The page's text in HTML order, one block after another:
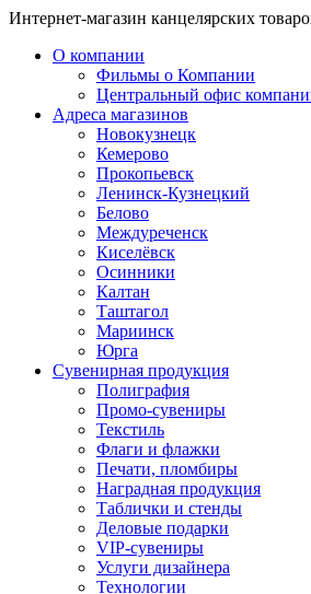
Интернет-магазин канцелярских
О компании
Фильмы о Компании
Центральный офис
Адреса магазинов
Новокузнецк
Кемерово
Прокопьевск
Ленинск-Кузнецкий
Белово
Междуреченск
Киселёвск
Осинники
Калтан
Таштагол
Мариинск
Юрга
Сувенирная продукция
Полиграфия
Промо-сувениры
Текстиль
Флаги и флажки
Печати, пломбиры
Наградная продукция
Таблички и стенды
Деловые подарки
VIP-сувениры
Услуги дизайнера
Технологии